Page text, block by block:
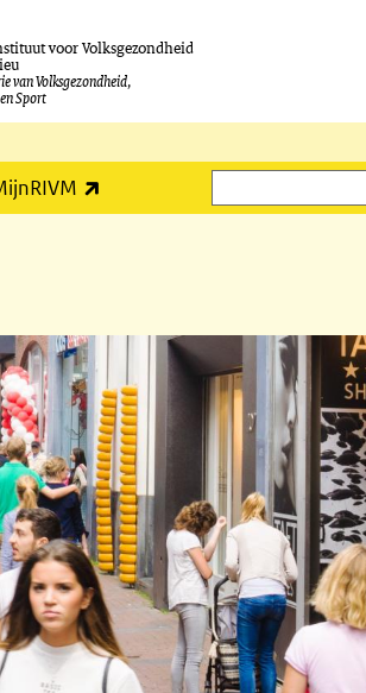
voor Volksgezondheid
van Volksgezondheid,
Sport
Zoeken